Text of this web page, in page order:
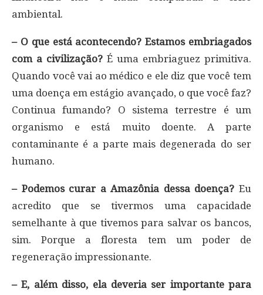
ambiental.
– O que está acontecendo? Estamos embriagados
com a civilização? É uma embriaguez primitiva.
Quando você vai ao médico e ele diz que você tem
uma doença em estágio avançado, o que você faz?
Continua fumando? O sistema terrestre é um
organismo e está muito doente. A parte
contaminante é a parte mais degenerada do ser
humano.
– Podemos curar a Amazônia dessa doença? Eu
acredito que se tivermos uma capacidade
semelhante à que tivemos para salvar os bancos,
sim. Porque a floresta tem um poder de
regeneração impressionante.
– E, além disso, ela deveria ser importante para